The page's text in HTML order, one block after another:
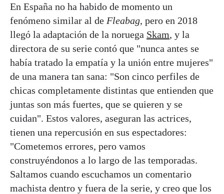
En España no ha habido de momento un
fenómeno similar al de Fleabag, pero en 2018
llegó la adaptación de la noruega Skam, y la
directora de su serie contó que "nunca antes se
había tratado la empatía y la unión entre mujeres"
de una manera tan sana: "Son cinco perfiles de
chicas completamente distintas que entienden que
juntas son más fuertes, que se quieren y se
cuidan". Estos valores, aseguran las actrices,
tienen una repercusión en sus espectadores:
"Cometemos errores, pero vamos
construyéndonos a lo largo de las temporadas.
Saltamos cuando escuchamos un comentario
machista dentro y fuera de la serie, y creo que los